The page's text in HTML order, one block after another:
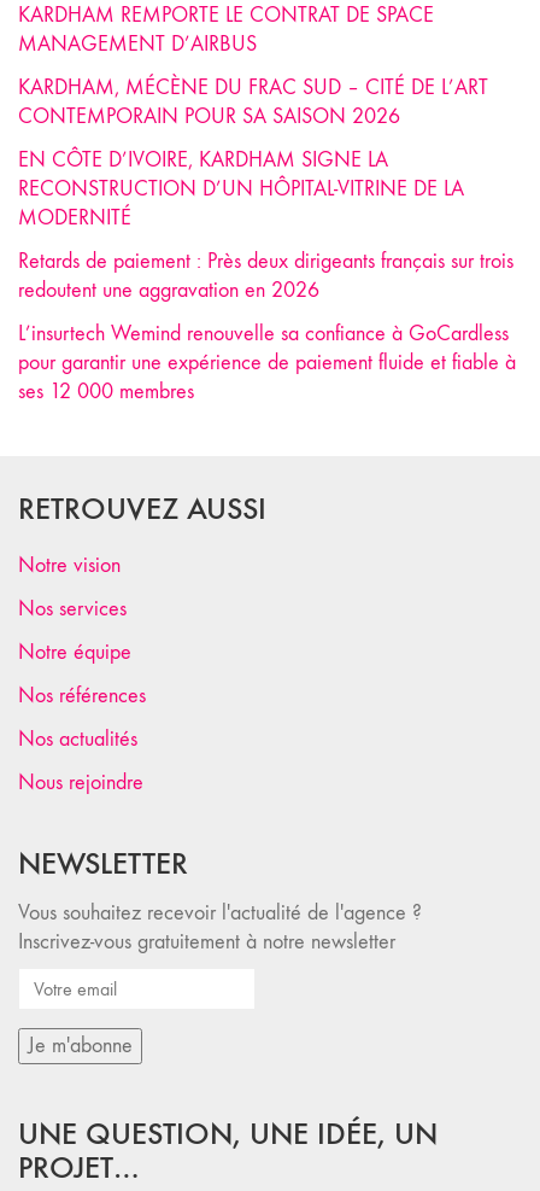
KARDHAM REMPORTE LE CONTRAT DE SPACE
MANAGEMENT D’AIRBUS
KARDHAM, MÉCÈNE DU FRAC SUD – CITÉ DE L’ART
CONTEMPORAIN POUR SA SAISON 2026
EN CÔTE D’IVOIRE, KARDHAM SIGNE LA
RECONSTRUCTION D’UN HÔPITAL-VITRINE DE LA
MODERNITÉ
Retards de paiement : Près deux dirigeants français sur trois
redoutent une aggravation en 2026
L’insurtech Wemind renouvelle sa confiance à GoCardless
pour garantir une expérience de paiement fluide et fiable à
ses 12 000 membres
RETROUVEZ AUSSI
Notre vision
Nos services
Notre équipe
Nos références
Nos actualités
Nous rejoindre
NEWSLETTER
Vous souhaitez recevoir l'actualité de l'agence ?
Inscrivez-vous gratuitement à notre newsletter
UNE QUESTION, UNE IDÉE, UN
PROJET…